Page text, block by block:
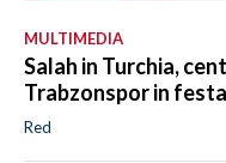
MULTIMEDIA
Salah in Turchia,
Trabzonspor in festa
Red